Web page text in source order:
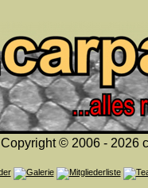
Copyright © 2006 - 2026